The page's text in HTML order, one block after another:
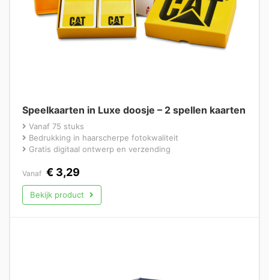
Speelkaarten in Luxe doosje – 2 spellen kaarten
Vanaf 75 stuks
Bedrukking in haarscherpe fotokwaliteit
Gratis digitaal ontwerp en verzending
Vanaf € 3,29
Bekijk product